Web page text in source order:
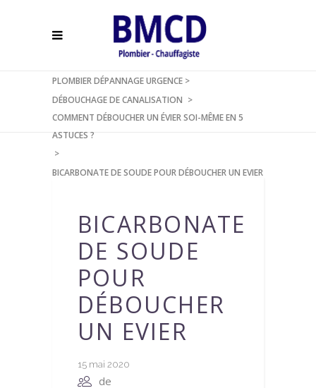
PLOMBIER DÉPANNAGE URGENCE >
DÉBOUCHAGE DE CANALISATION >
COMMENT DÉBOUCHER UN ÉVIER SOI-MÊME EN 5
ASTUCES ?
>
BICARBONATE DE SOUDE POUR DÉBOUCHER UN EVIER
BICARBONATE
DE SOUDE
POUR
DÉBOUCHER
UN EVIER
15 mai 2020
de